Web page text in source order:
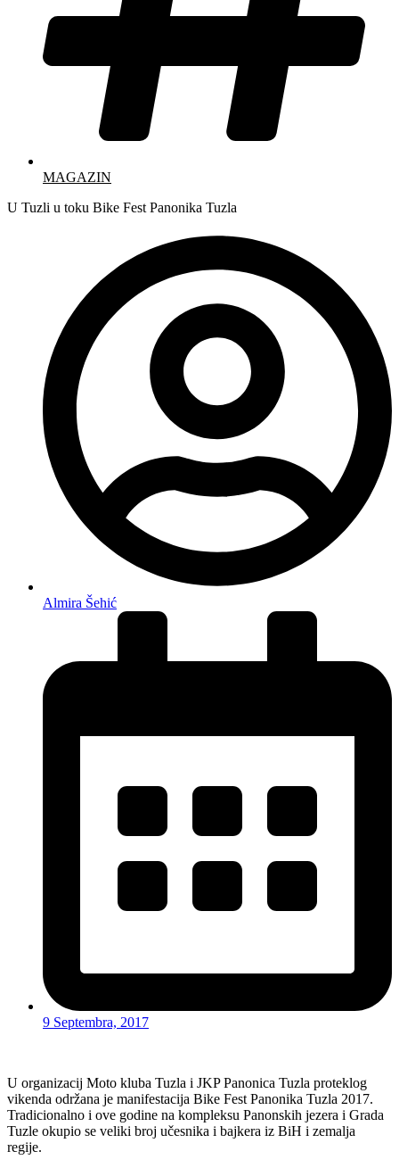
MAGAZIN
U Tuzli u toku Bike Fest Panonika Tuzla
Almira Šehić
9 Septembra, 2017
U organizacij Moto kluba Tuzla i JKP Panonica Tuzla proteklog
vikenda održana je manifestacija Bike Fest Panonika Tuzla 2017.
Tradicionalno i ove godine na kompleksu Panonskih jezera i Grada
Tuzle okupio se veliki broj učesnika i bajkera iz BiH i zemalja
regije.